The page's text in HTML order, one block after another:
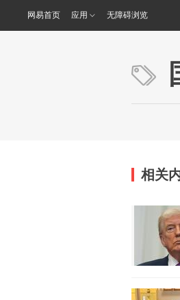
网易首页 应用 无障碍浏览
相关